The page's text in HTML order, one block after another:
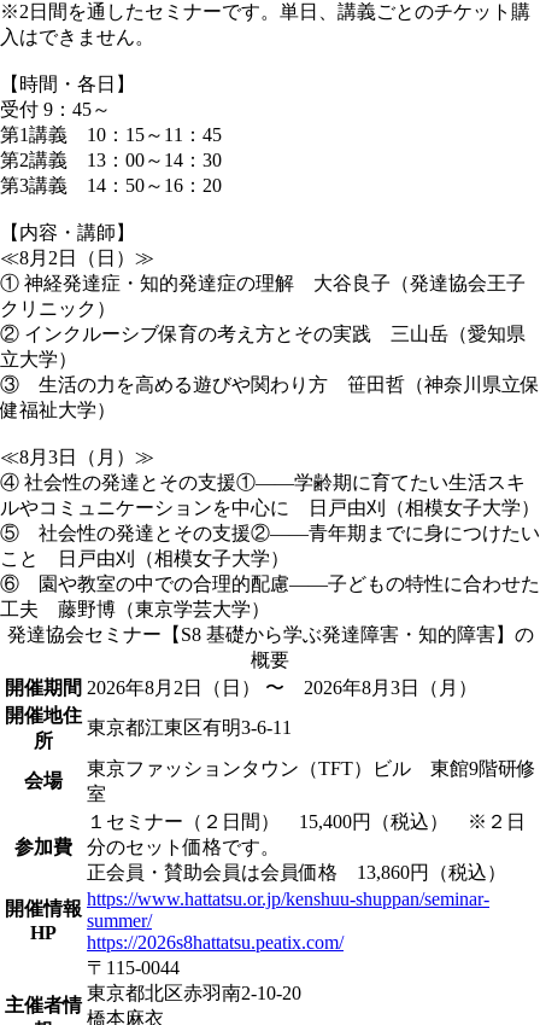
※2日間を通したセミナーです。単日、講義ごとのチケット購
入はできません。
【時間・各日】
受付 9：45～
第1講義 10：15～11：45
第2講義 13：00～14：30
第3講義 14：50～16：20
【内容・講師】
≪8月2日（日）≫
① 神経発達症・知的発達症の理解 大谷良子（発達協会王子
クリニック）
② インクルーシブ保育の考え方とその実践 三山岳（愛知県
立大学）
③ 生活の力を高める遊びや関わり方 笹田哲（神奈川県立保
健福祉大学）
≪8月3日（月）≫
④ 社会性の発達とその支援①――学齢期に育てたい生活スキ
ルやコミュニケーションを中心に 日戸由刈（相模女子大学）
⑤ 社会性の発達とその支援②――青年期までに身につけたい
こと 日戸由刈（相模女子大学）
⑥ 園や教室の中での合理的配慮――子どもの特性に合わせた
工夫 藤野博（東京学芸大学）
発達協会セミナー【S8 基礎から学ぶ発達障害・知的障害】の
概要
開催期間 2026年8月2日（日）
〜 2026年8月3日（月）
開催地住
所
東京都江東区有明3-6-11
会場
東京ファッションタウン（TFT）ビル 東館9階研修
室
参加費
１セミナー（２日間） 15,400円（税込） ※２日
分のセット価格です。
正会員・賛助会員は会員価格 13,860円（税込）
開催情報
HP
https://www.hattatsu.or.jp/kenshuu-shuppan/seminar-
summer/
https://2026s8hattatsu.peatix.com/
主催者情
〒115-0044
東京都北区赤羽南2-10-20
橋本麻衣